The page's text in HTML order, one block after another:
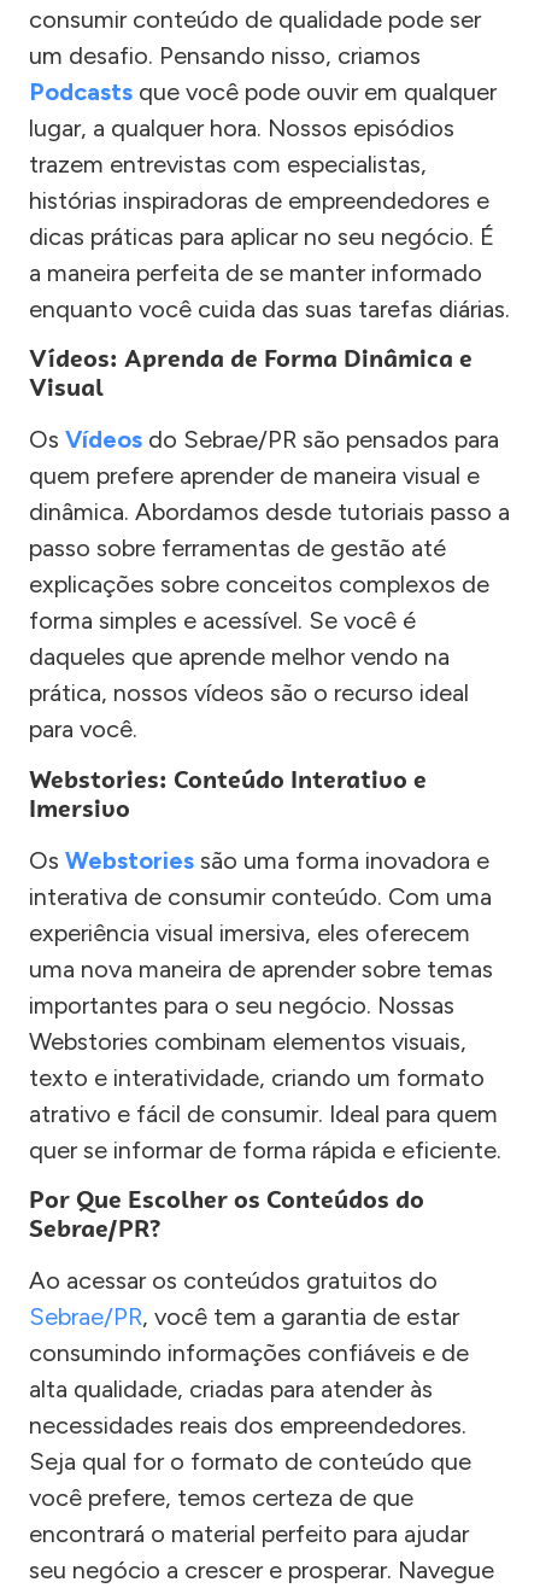
consumir conteúdo de qualidade pode ser
um desafio. Pensando nisso, criamos
Podcasts que você pode ouvir em qualquer
lugar, a qualquer hora. Nossos episódios
trazem entrevistas com especialistas,
histórias inspiradoras de empreendedores e
dicas práticas para aplicar no seu negócio. É
a maneira perfeita de se manter informado
enquanto você cuida das suas tarefas diárias.
Vídeos: Aprenda de Forma Dinâmica e
Visual
Os Vídeos do Sebrae/PR são pensados para
quem prefere aprender de maneira visual e
dinâmica. Abordamos desde tutoriais passo a
passo sobre ferramentas de gestão até
explicações sobre conceitos complexos de
forma simples e acessível. Se você é
daqueles que aprende melhor vendo na
prática, nossos vídeos são o recurso ideal
para você.
Webstories: Conteúdo Interativo e
Imersivo
Os Webstories são uma forma inovadora e
interativa de consumir conteúdo. Com uma
experiência visual imersiva, eles oferecem
uma nova maneira de aprender sobre temas
importantes para o seu negócio. Nossas
Webstories combinam elementos visuais,
texto e interatividade, criando um formato
atrativo e fácil de consumir. Ideal para quem
quer se informar de forma rápida e eficiente.
Por Que Escolher os Conteúdos do
Sebrae/PR?
Ao acessar os conteúdos gratuitos do
Sebrae/PR, você tem a garantia de estar
consumindo informações confiáveis e de
alta qualidade, criadas para atender às
necessidades reais dos empreendedores.
Seja qual for o formato de conteúdo que
você prefere, temos certeza de que
encontrará o material perfeito para ajudar
seu negócio a crescer e prosperar. Navegue